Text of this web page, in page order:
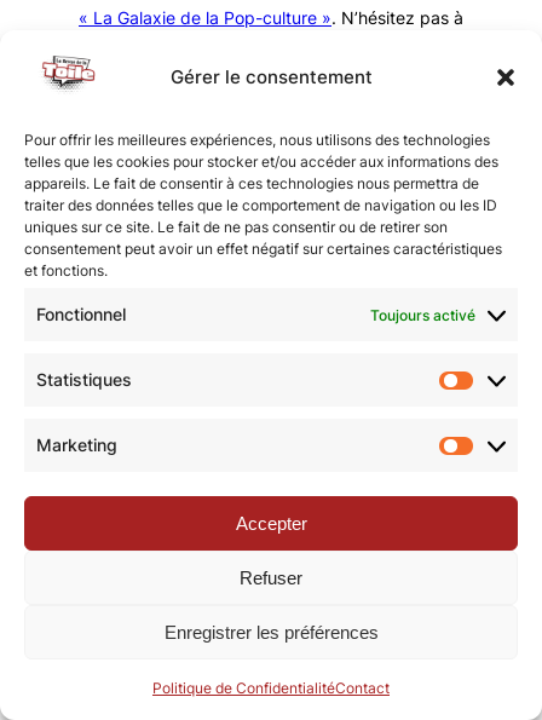
Gérer le consentement
Pour offrir les meilleures expériences, nous utilisons des technologies
telles que les cookies pour stocker et/ou accéder aux informations des
appareils. Le fait de consentir à ces technologies nous permettra de
traiter des données telles que le comportement de navigation ou les ID
uniques sur ce site. Le fait de ne pas consentir ou de retirer son
consentement peut avoir un effet négatif sur certaines caractéristiques
et fonctions.
Fonctionnel Toujours activé
Statistiques
Marketing
Accepter
Refuser
Enregistrer les préférences
Politique de ConfidentialitéContact
« La Galaxie de la Pop-culture ». N’hésitez pas à
© Revue de la Toile 2018 – 2026 | Thème Mesa WPEX par
WPExplorer